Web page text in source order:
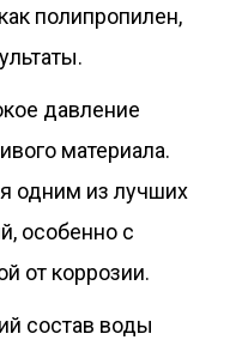
полипропилен,
давление
материала.
одним из лучших
особенно с
от коррозии.
состав воды